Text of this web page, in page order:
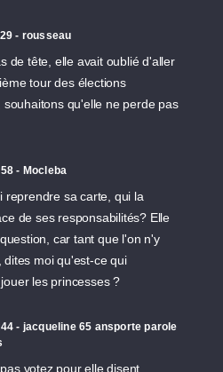
- rousseau
de tête, elle avait oublié d'aller
tour des élections
souhaitons qu'elle ne perde pas
- Mocleba
reprendre sa carte, qui la
de ses responsabilités? Elle
car tant que l'on n'y
dites moi qu'est-ce qui
les princesses ?
- jacqueline 65 ansporte parole
votez pour elle disent